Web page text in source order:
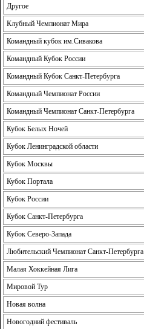
Другое
Клубный Чемпионат Мира
Командный кубок им.Сивакова
Командный Кубок России
Командный Кубок Санкт-Петербурга
Командный Чемпионат России
Командный Чемпионат Санкт-Петербурга
Кубок Белых Ночей
Кубок Ленинградской области
Кубок Москвы
Кубок Портала
Кубок России
Кубок Санкт-Петербурга
Кубок Северо-Запада
Любительский Чемпионат Санкт-Петербурга
Малая Хоккейная Лига
Мировой Тур
Новая волна
Новогодний фестиваль